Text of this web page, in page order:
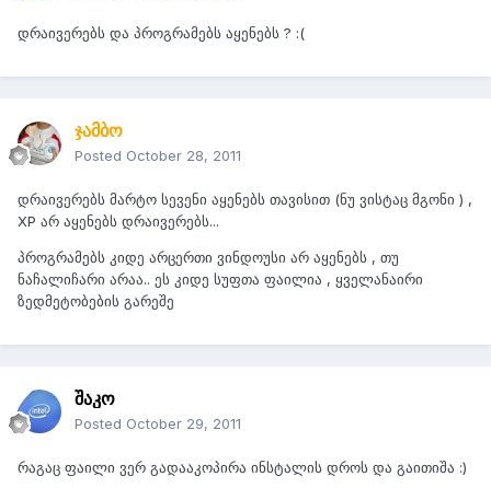
დრაივერებს და პროგრამებს აყენებს ? :(
ჯამბო
Posted October 28, 2011
დრაივერებს მარტო სევენი აყენებს თავისით (ნუ ვისტაც მგონი ) ,
XP არ აყენებს დრაივერებს...
პროგრამებს კიდე არცერთი ვინდოუსი არ აყენებს , თუ
ნაჩალიჩარი არაა.. ეს კიდე სუფთა ფაილია , ყველანაირი
ზედმეტობების გარეშე
შაკო
Posted October 29, 2011
რაგაც ფაილი ვერ გადააკოპირა ინსტალის დროს და გაითიშა :)